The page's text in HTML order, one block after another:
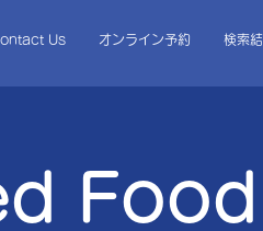
Us オンライン予約 検索